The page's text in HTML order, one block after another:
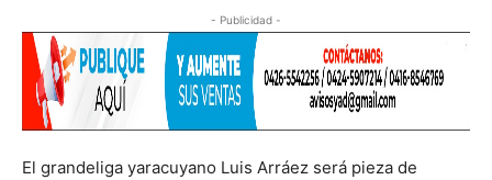
- Publicidad -
El grandeliga yaracuyano Luis Arráez será pieza de